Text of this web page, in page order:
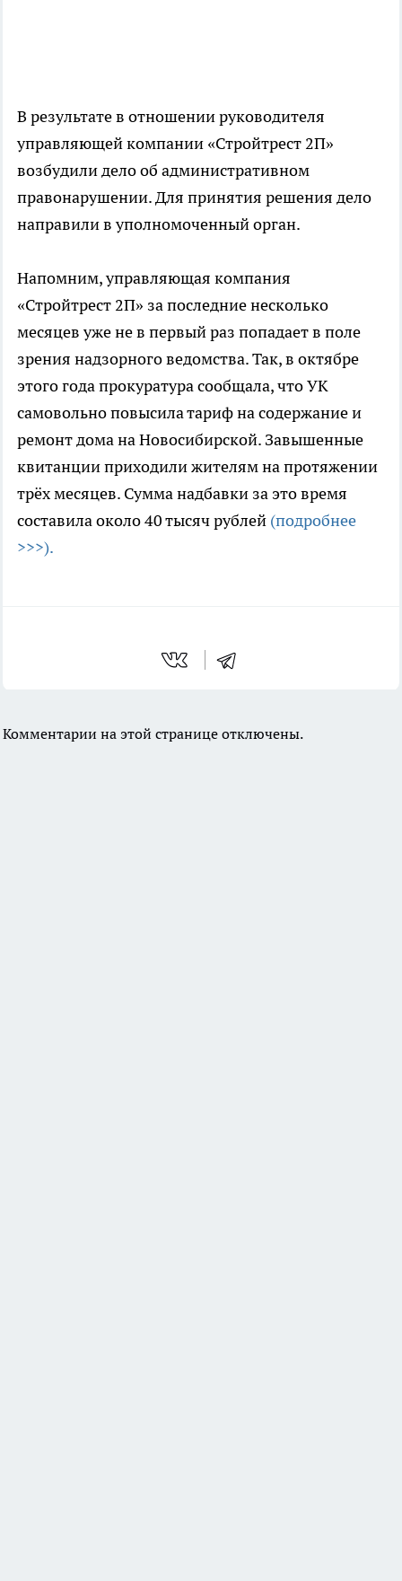
В результате в отношении руководителя
управляющей компании «Стройтрест 2П»
возбудили дело об административном
правонарушении. Для принятия решения дело
направили в уполномоченный орган.
Напомним, управляющая компания
«Стройтрест 2П» за последние несколько
месяцев уже не в первый раз попадает в поле
зрения надзорного ведомства. Так, в октябре
этого года прокуратура сообщала, что УК
самовольно повысила тариф на содержание и
ремонт дома на Новосибирской. Завышенные
квитанции приходили жителям на протяжении
трёх месяцев. Сумма надбавки за это время
составила около 40 тысяч рублей (подробнее
>>>).
Комментарии на этой странице отключены.